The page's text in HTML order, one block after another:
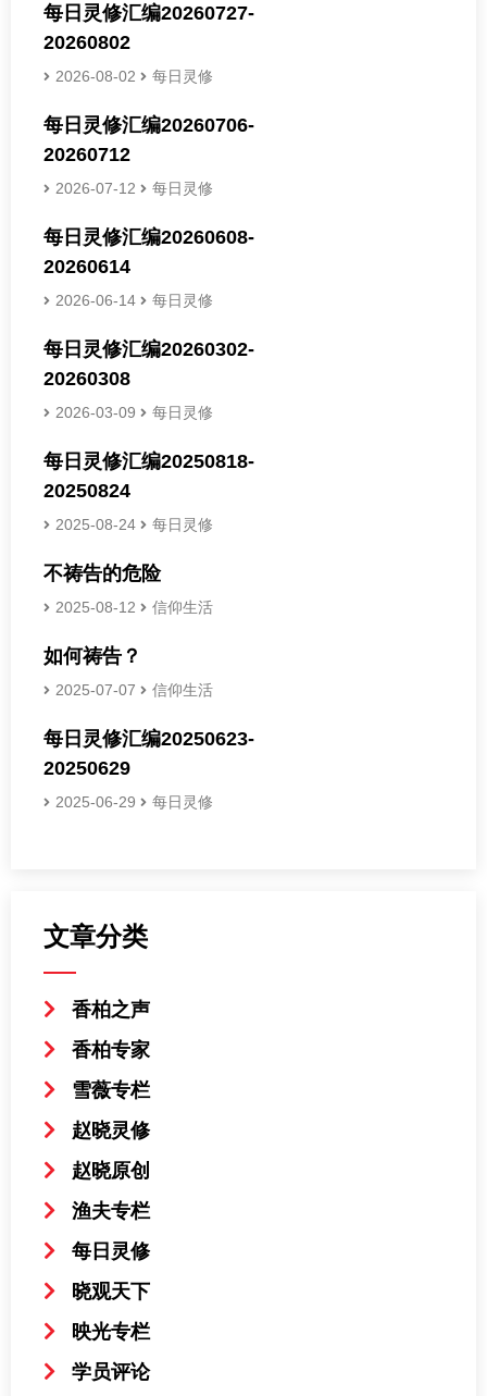
每日灵修汇编20260727-
20260802
2026-08-02 每日灵修
每日灵修汇编20260706-
20260712
2026-07-12 每日灵修
每日灵修汇编20260608-
20260614
2026-06-14 每日灵修
每日灵修汇编20260302-
20260308
2026-03-09 每日灵修
每日灵修汇编20250818-
20250824
2025-08-24 每日灵修
不祷告的危险
2025-08-12 信仰生活
如何祷告？
2025-07-07 信仰生活
每日灵修汇编20250623-
20250629
2025-06-29 每日灵修
文章分类
香柏之声
香柏专家
雪薇专栏
赵晓灵修
赵晓原创
渔夫专栏
每日灵修
晓观天下
映光专栏
学员评论